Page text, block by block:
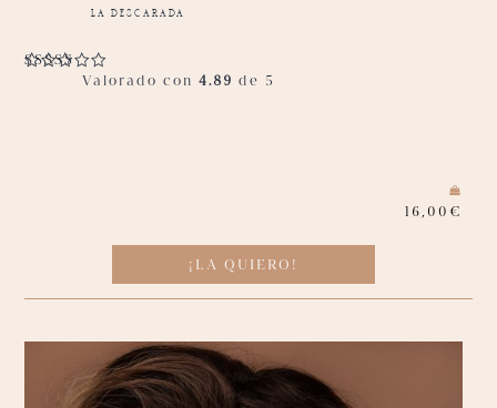
la descarada
Valorado con4.89 de 5
16,00 €
¡LA QUIERO!